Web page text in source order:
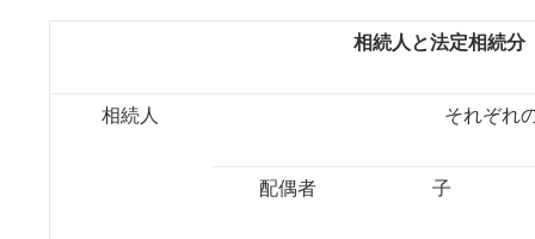
相続人と法定相続分
相続人 それぞれ
配偶者 子